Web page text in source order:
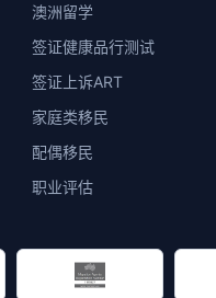
澳洲留学
签证健康品行测试
签证上诉ART
家庭类移民
配偶移民
职业评估